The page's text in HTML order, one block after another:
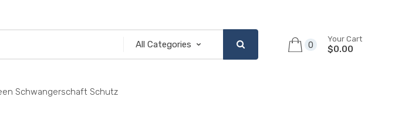
0
Your Cart
$0.00
Schwangerschaft Schutz